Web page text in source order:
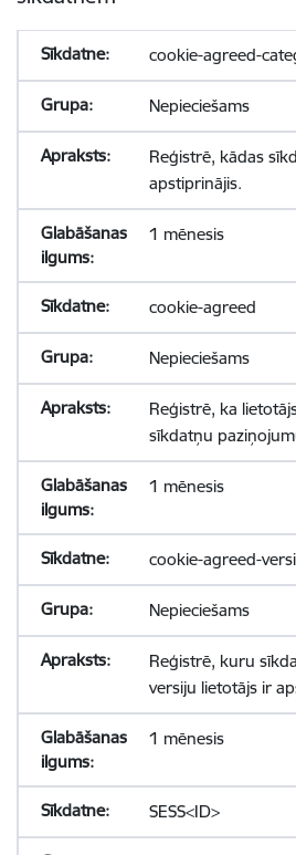
cookie-agreed-
Nepieciešams
Reģistrē, kādas
apstiprinājis.
1 mēnesis
cookie-agreed
Nepieciešams
Reģistrē, ka
sīkdatņu
1 mēnesis
cookie-agreed-
Nepieciešams
Reģistrē, kuru
versiju lietotājs ir
1 mēnesis
SESS<ID>